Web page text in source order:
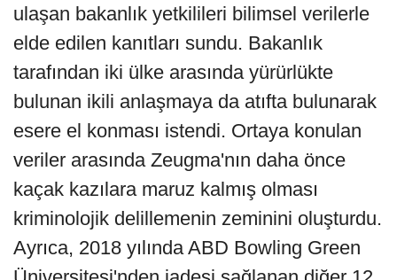
ulaşan bakanlık yetkilileri bilimsel verilerle
elde edilen kanıtları sundu. Bakanlık
tarafından iki ülke arasında yürürlükte
bulunan ikili anlaşmaya da atıfta bulunarak
esere el konması istendi. Ortaya konulan
veriler arasında Zeugma'nın daha önce
kaçak kazılara maruz kalmış olması
kriminolojik delillemenin zeminini oluşturdu.
Ayrıca, 2018 yılında ABD Bowling Green